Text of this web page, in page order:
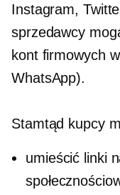
Instagram,
sprzedawcy
kont firmowych
WhatsApp).
Stamtąd kupcy
umieścić linki